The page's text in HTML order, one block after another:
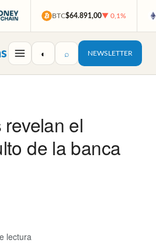
BTC$64.891,00▼ 0,1%
◐ ⌕ NEWSLETTER
el
de la banca
lectura